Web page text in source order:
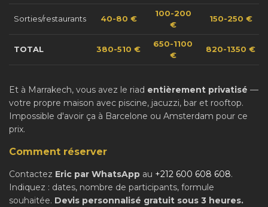
Sorties/restaurants 40-80 €
100-200
€
150-250 €
TOTAL 380-510 €
650-1100
€
820-1350 €
Et à Marrakech, vous avez le riad entièrement privatisé —
votre propre maison avec piscine, jacuzzi, bar et rooftop.
Impossible d'avoir ça à Barcelone ou Amsterdam pour ce
prix.
Comment réserver
Contactez Eric par WhatsApp au +212 600 608 608.
Indiquez : dates, nombre de participants, formule
souhaitée. Devis personnalisé gratuit sous 3 heures.